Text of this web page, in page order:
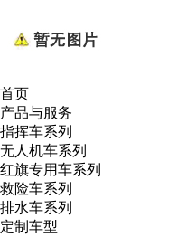
首页
产品与服务
指挥车系列
无人机车系列
红旗专用车系列
救险车系列
排水车系列
定制车型